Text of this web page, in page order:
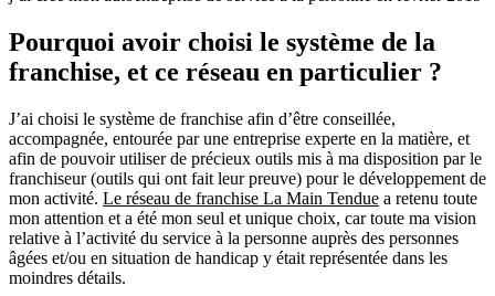
Pourquoi avoir choisi le système de la
franchise, et ce réseau en particulier ?
J’ai choisi le système de franchise afin d’être conseillée,
accompagnée, entourée par une entreprise experte en la matière, et
afin de pouvoir utiliser de précieux outils mis à ma disposition par le
franchiseur (outils qui ont fait leur preuve) pour le développement de
mon activité. Le réseau de franchise La Main Tendue a retenu toute
mon attention et a été mon seul et unique choix, car toute ma vision
relative à l’activité du service à la personne auprès des personnes
âgées et/ou en situation de handicap y était représentée dans les
moindres détails.